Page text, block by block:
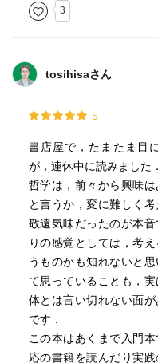
3
tosihisaさん
5
書店屋で，たまたま目
が，連休中に読みました．
哲学は，前々から興味
と言うか，変に難しく
敬遠気味だったのが本
りの感覚としては，考
うものかも知れないと
て思っていることも，
体とは言い切れない面
です．
この本はあくまで入門
応の書籍を読んだり実